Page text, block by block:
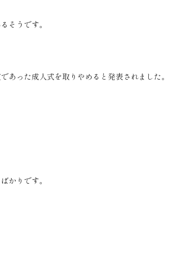
そうです。
あった成人式を取りやめると発表されました。
かりです。